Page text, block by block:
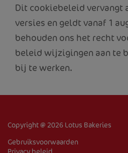
HOME
OVER ONS
PRODUCTEN
RECEPTEN
Dit cookiebeleid vervangt
versies en geldt vanaf 1
behouden ons het recht
beleid wijzigingen aan te
bij te werken.
Copyright @ 2026 Lotus Bakeries
Gebruiksvoorwaarden